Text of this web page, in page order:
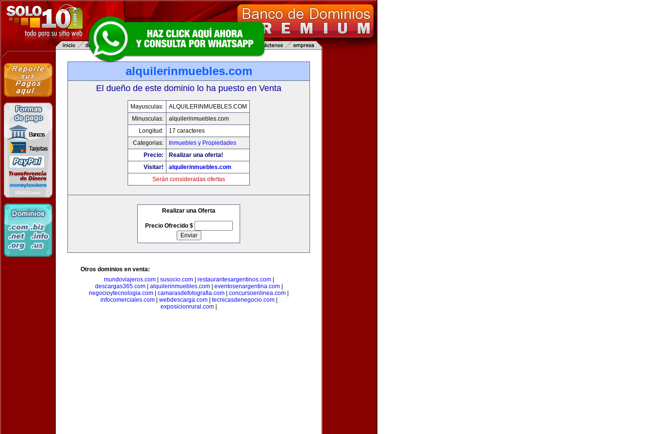
alquilerinmuebles.com
El dueño de este dominio lo ha puesto en Venta
Mayusculas:
ALQUILERINMUEBLES.COM
Minusculas:
alquilerinmuebles.com
Longitud:
17 caracteres
Categorias:
Inmuebles y Propiedades
Precio:
Realizar una oferta!
Visitar!
alquilerinmuebles.com
Serán consideradas ofertas
Realizar una Oferta
Precio Ofrecido $
Otros dominios en venta:
mundoviajeros.com| susocio.com| restaurantesargentinos.com|
descargas365.com| alquilerinmuebles.com| eventosenargentina.com|
negocioytecnologia.com
camarasdefotografia.com concursoenlinea.com
infocomerciales.com| webdescarga.com| tecnicasdenegocio.com|
exposicionrural.com